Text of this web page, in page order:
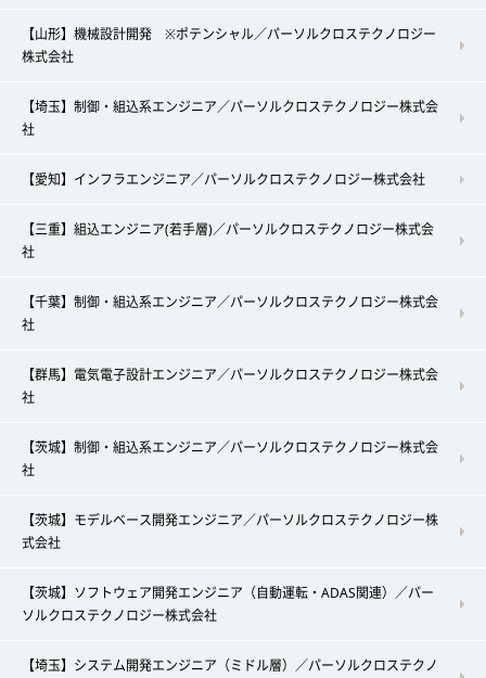
【山形】機械設計開発 ※ポテンシャル／パーソルクロステクノロジー
株式会社
【埼玉】制御・組込系エンジニア／パーソルクロステクノロジー株式会
社
【愛知】インフラエンジニア／パーソルクロステクノロジー株式会社
【三重】組込エンジニア(若手層)／パーソルクロステクノロジー株式会
社
【千葉】制御・組込系エンジニア／パーソルクロステクノロジー株式会
社
【群馬】電気電子設計エンジニア／パーソルクロステクノロジー株式会
社
【茨城】制御・組込系エンジニア／パーソルクロステクノロジー株式会
社
【茨城】モデルベース開発エンジニア／パーソルクロステクノロジー株
式会社
【茨城】ソフトウェア開発エンジニア（自動運転・ADAS関連）／パー
ソルクロステクノロジー株式会社
【埼玉】システム開発エンジニア（ミドル層）／パーソルクロステクノ